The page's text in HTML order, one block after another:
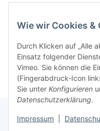
Wie wir Cookies &
Durch Klicken auf „Alle
Einsatz folgender
Vimeo. Sie können die
(Fingerabdruck-Icon
Sie unter Konfigurieren
Datenschutzerklärung.
Impressum
Benachrichtigen,